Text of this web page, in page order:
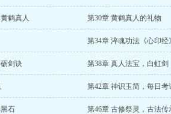
鹤真人 第30章 黄鹤真人的礼物
第34章 淬魂功法《心印经
剑诀 第38章 真人法宝，白虹剑
第42章 神识玉简，每日考
石 第46章 古修祭灵，古法传